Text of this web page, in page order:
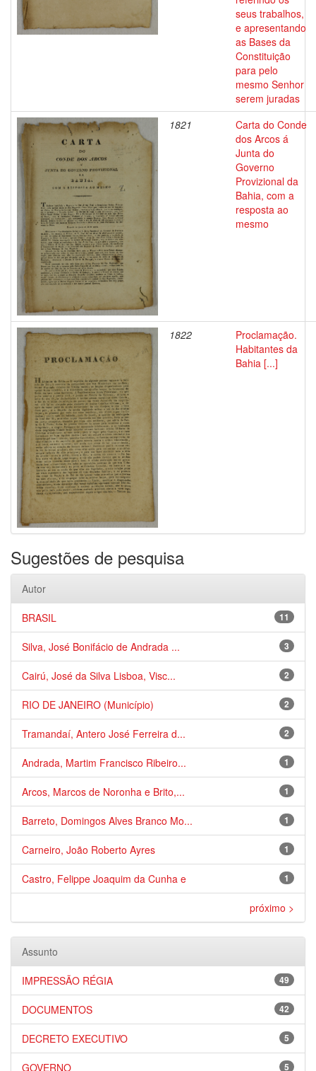
seus trabalhos,
e apresentando
as Bases da
Constituição
para pelo
mesmo Senhor
serem juradas
1821
Carta do Conde
dos Arcos á
Junta do
Governo
Provizional da
Bahia, com a
resposta ao
mesmo
1822
Proclamação.
Habitantes da
Bahia [...]
Sugestões de pesquisa
Autor
11
BRASIL
3
Silva, José Bonifácio de Andrada ...
2
Cairú, José da Silva Lisboa, Visc...
2
RIO DE JANEIRO (Município)
2
Tramandaí, Antero José Ferreira d...
1
Andrada, Martim Francisco Ribeiro...
1
Arcos, Marcos de Noronha e Brito,...
1
Barreto, Domingos Alves Branco Mo...
1
Carneiro, João Roberto Ayres
1
Castro, Felippe Joaquim da Cunha e
próximo >
Assunto
49
IMPRESSÃO RÉGIA
42
DOCUMENTOS
5
DECRETO EXECUTIVO
5
GOVERNO